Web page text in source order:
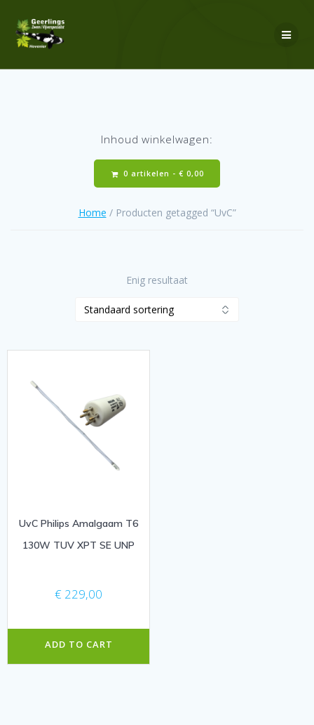
Inhoud winkelwagen:
0 artikelen - € 0,00
Home / Producten getagged “UvC”
Enig resultaat
UvC Philips Amalgaam T6
130W TUV XPT SE UNP
€ 229,00
ADD TO CART